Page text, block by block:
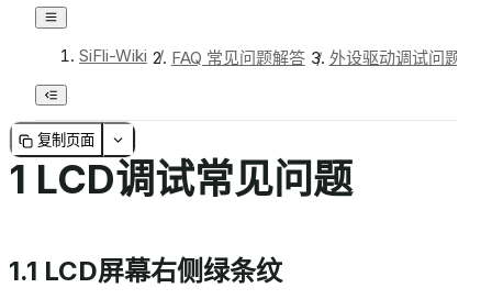
SiFli-Wiki / FAQ 常见问题解答 / 外设驱动调试问题
复制页面
1 LCD调试常见问题
1.1 LCD屏幕右侧绿条纹